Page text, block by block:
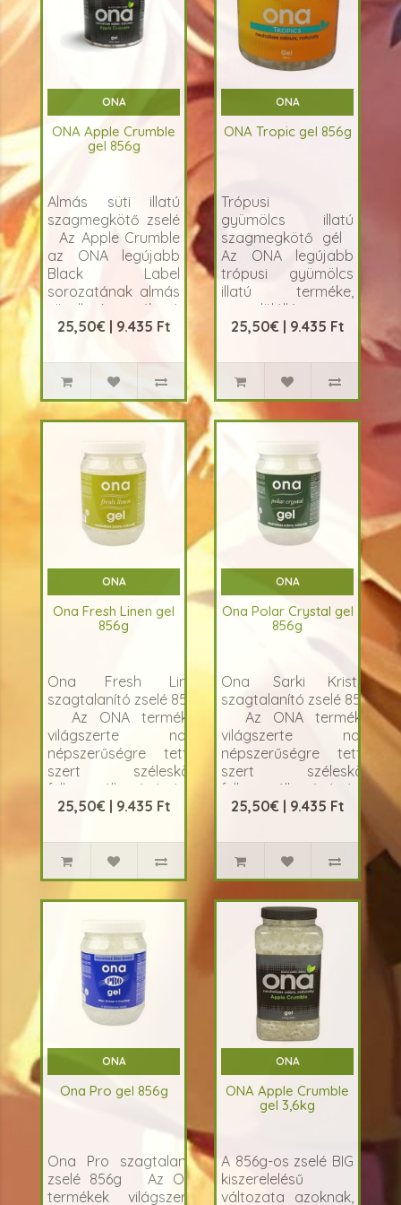
ONA
ONA Apple Crumble
gel 856g
Almás süti illatú
szagmegkötő zselé
Az Apple Crumble
az ONA legújabb
Black Label
sorozatának almás
süti illatú terméke. A
Black Label széria
25,50€ | 9.435 Ft
ONA
ONA Tropic gel 856g
Trópusi
gyümölcs illatú
szagmegkötő gél
Az ONA legújabb
trópusi gyümölcs
illatú terméke,
egyedülállóan
hatékony formulát
nagyon kellemes
illa..
25,50€ | 9.435 Ft
ONA
Ona Fresh Linen gel
856g
Ona Fresh Linen
szagtalanító zselé 856g
Az ONA termékek
világszerte nagy
népszerűségre tettek
szert széleskörű
felhasználhatóságának
és professzionális min..
25,50€ | 9.435 Ft
ONA
Ona Polar Crystal gel
856g
Ona Sarki Kristály
szagtalanító zselé 856g
Az ONA termékek
világszerte nagy
népszerűségre tettek
szert széleskörű
felhasználhatóságának
és professzionális ..
25,50€ | 9.435 Ft
ONA
Ona Pro gel 856g
Ona Pro szagtalanító
zselé 856g Az ONA
termékek világszerte
ONA
ONA Apple Crumble
gel 3,6kg
A 856g-os zselé BIG
kiszerelelésű
változata azoknak,